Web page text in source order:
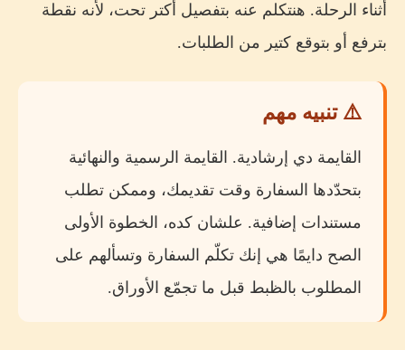
أثناء الرحلة. هنتكلم عنه بتفصيل أكتر تحت، لأنه نقطة
بترفع أو بتوقع كتير من الطلبات.
⚠️ تنبيه مهم
القايمة دي إرشادية. القايمة الرسمية والنهائية
بتحدّدها السفارة وقت تقديمك، وممكن تطلب
مستندات إضافية. علشان كده، الخطوة الأولى
الصح دايمًا هي إنك تكلّم السفارة وتسألهم على
المطلوب بالظبط قبل ما تجمّع الأوراق.